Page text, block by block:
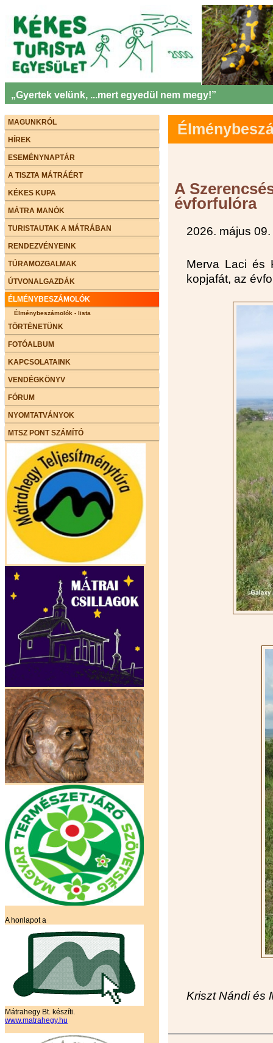
„Gyertek velünk, ...mert egyedül nem megy!”
MAGUNKRÓL
HÍREK
ESEMÉNYNAPTÁR
A TISZTA MÁTRÁÉRT
KÉKES KUPA
MÁTRA MANÓK
TURISTAUTAK A MÁTRÁBAN
RENDEZVÉNYEINK
TÚRAMOZGALMAK
ÚTVONALGAZDÁK
ÉLMÉNYBESZÁMOLÓK
Élménybeszámolók - lista
TÖRTÉNETÜNK
FOTÓALBUM
KAPCSOLATAINK
VENDÉGKÖNYV
FÓRUM
NYOMTATVÁNYOK
MTSZ PONT SZÁMÍTÓ
A honlapot a
Mátrahegy Bt. készíti.
www.matrahegy.hu
A
évforfulóra
2026. május 09.
Merva Laci és
kopjafát, az
Kriszt Nándi és